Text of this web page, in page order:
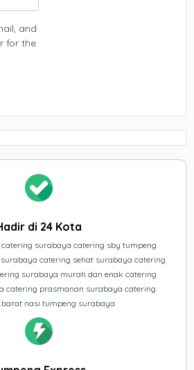
and
for the
di 24 Kota
surabaya catering sby tumpeng
catering sehat surabaya catering
surabaya murah dan enak catering
catering prasmanan surabaya catering
nasi tumpeng surabaya